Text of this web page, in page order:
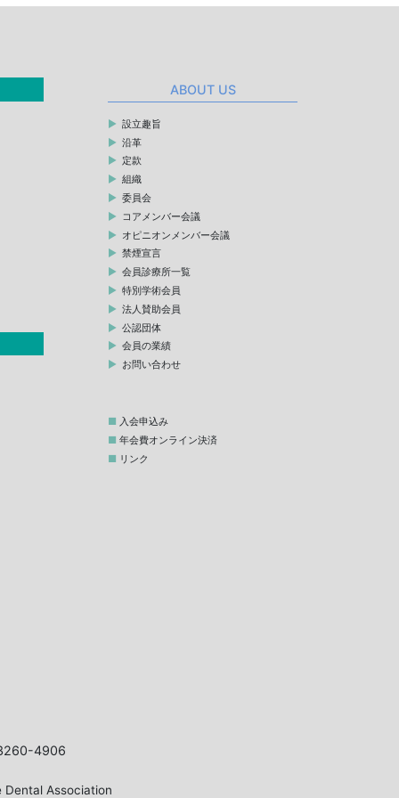
ABOUT US
設立趣旨
沿革
定款
組織
委員会
コアメンバー会議
オピニオンメンバー会議
禁煙宣言
会員診療所一覧
特別学術会員
法人賛助会員
公認団体
会員の業績
お問い合わせ
入会申込み
年会費オンライン決済
リンク
4906
Association